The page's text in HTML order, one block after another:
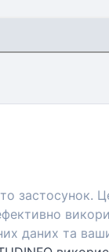
застосунок.
даних та